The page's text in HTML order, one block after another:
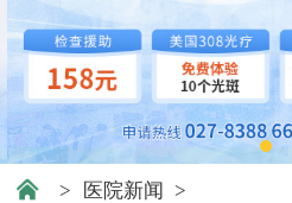
> 医院新闻 >